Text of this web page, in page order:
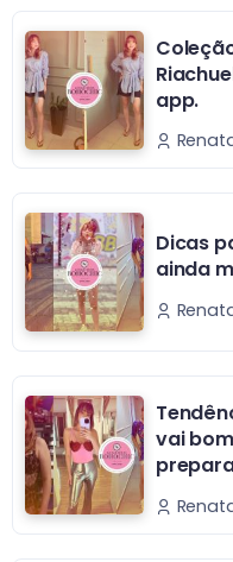
app.
Dicas
ainda
vai